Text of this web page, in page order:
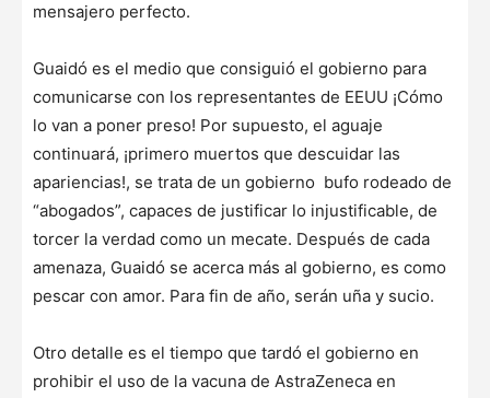
mensajero perfecto.
Guaidó es el medio que consiguió el gobierno para
comunicarse con los representantes de EEUU ¡Cómo
lo van a poner preso! Por supuesto, el aguaje
continuará, ¡primero muertos que descuidar las
apariencias!, se trata de un gobierno bufo rodeado de
“abogados”, capaces de justificar lo injustificable, de
torcer la verdad como un mecate. Después de cada
amenaza, Guaidó se acerca más al gobierno, es como
pescar con amor. Para fin de año, serán uña y sucio.
Otro detalle es el tiempo que tardó el gobierno en
prohibir el uso de la vacuna de AstraZeneca en